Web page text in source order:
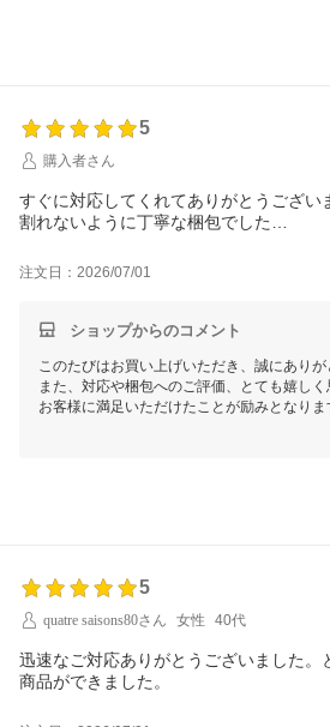
5
購入者さん
すぐに対応してくれてありがとうござい
割れないように丁寧な梱包でした…
注文日：2026/07/01
ショップからのコメント
このたびはお買い上げいただき、誠にありが
また、対応や梱包へのご評価、とても嬉しく
お客様に満足いただけたことが励みとなりま
5
quatre saisons80さん
女性 40代
迅速なご対応ありがとうございました。
商品ができました。